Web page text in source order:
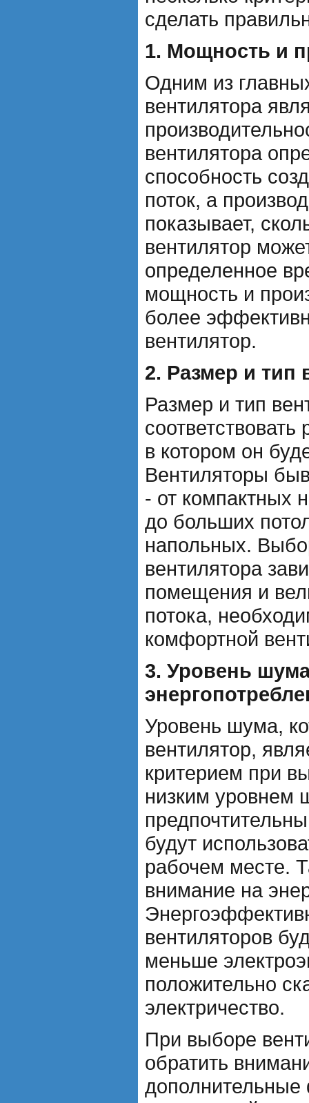
сделать
1. Мощность и
Одним из
вентилятора
вентилятора
способность
поток, а
показывает,
вентилятор
определенное
мощность и
более
вентилятор.
2. Размер и тип
Размер и тип
в котором он
Вентиляторы
- от компактных
до больших
напольных.
вентилятора
помещения и
потока,
комфортной
3. Уровень
Уровень шума,
вентилятор,
критерием при
низким уровнем
будут
рабочем месте.
внимание на
вентиляторов
меньше
положительно
электричество.
При выборе
обратить